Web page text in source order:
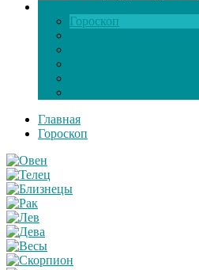
Гороскоп
Главная
Гороскоп